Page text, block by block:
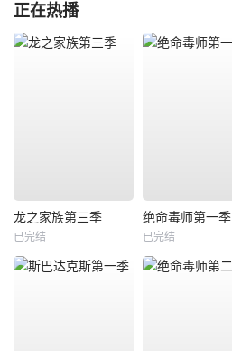
正在热播
龙之家族第三季
已完结
绝命毒师第一季
已完结